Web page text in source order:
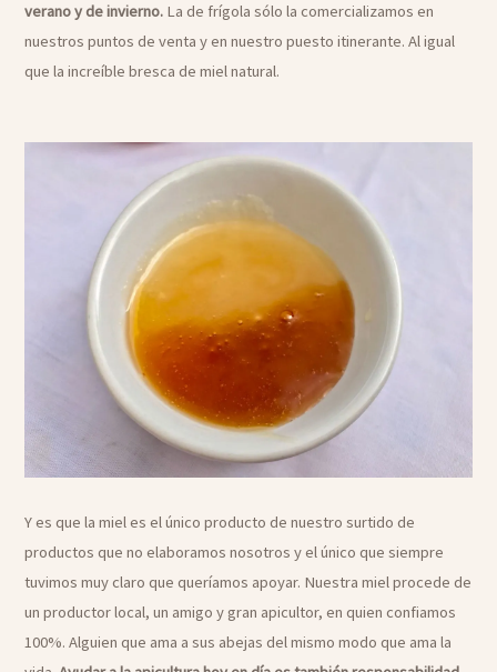
verano y de invierno. La de frígola sólo la comercializamos en
nuestros puntos de venta y en nuestro puesto itinerante. Al igual
que la increíble bresca de miel natural.
Y es que la miel es el único producto de nuestro surtido de
productos que no elaboramos nosotros y el único que siempre
tuvimos muy claro que queríamos apoyar. Nuestra miel procede de
un productor local, un amigo y gran apicultor, en quien confiamos
100%. Alguien que ama a sus abejas del mismo modo que ama la